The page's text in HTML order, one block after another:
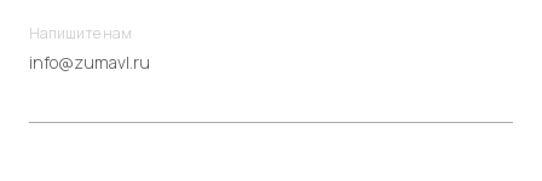
Напишите нам
info@zumavl.ru